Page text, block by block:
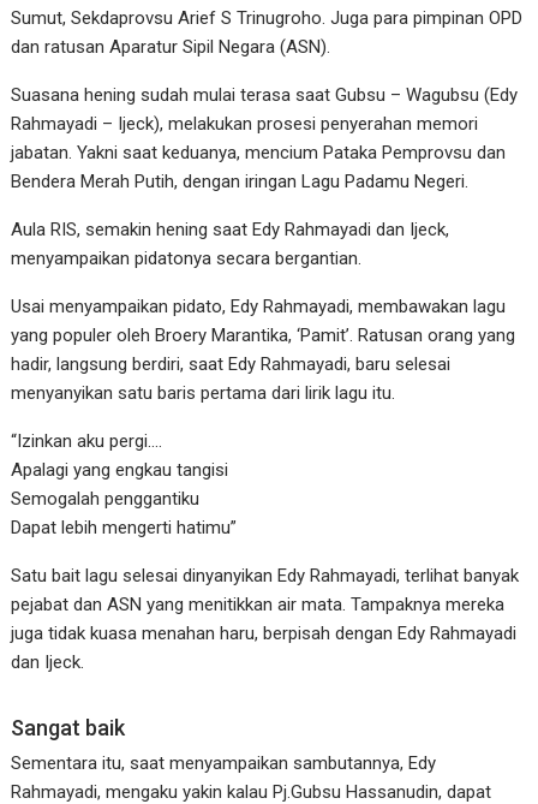
Sumut, Sekdaprovsu Arief S Trinugroho. Juga para pimpinan OPD
dan ratusan Aparatur Sipil Negara (ASN).
Suasana hening sudah mulai terasa saat Gubsu – Wagubsu (Edy
Rahmayadi – Ijeck), melakukan prosesi penyerahan memori
jabatan. Yakni saat keduanya, mencium Pataka Pemprovsu dan
Bendera Merah Putih, dengan iringan Lagu Padamu Negeri.
Aula RIS, semakin hening saat Edy Rahmayadi dan Ijeck,
menyampaikan pidatonya secara bergantian.
Usai menyampaikan pidato, Edy Rahmayadi, membawakan lagu
yang populer oleh Broery Marantika, ‘Pamit’. Ratusan orang yang
hadir, langsung berdiri, saat Edy Rahmayadi, baru selesai
menyanyikan satu baris pertama dari lirik lagu itu.
“Izinkan aku pergi….
Apalagi yang engkau tangisi
Semogalah penggantiku
Dapat lebih mengerti hatimu”
Satu bait lagu selesai dinyanyikan Edy Rahmayadi, terlihat banyak
pejabat dan ASN yang menitikkan air mata. Tampaknya mereka
juga tidak kuasa menahan haru, berpisah dengan Edy Rahmayadi
dan Ijeck.
Sangat baik
Sementara itu, saat menyampaikan sambutannya, Edy
Rahmayadi, mengaku yakin kalau Pj.Gubsu Hassanudin, dapat